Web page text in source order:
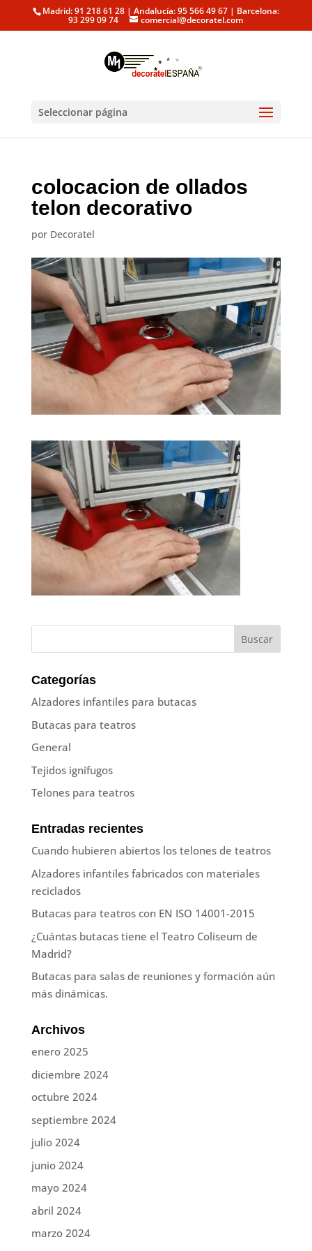
Madrid: 91 218 61 28 | Andalucía: 95 566 49 67 | Barcelona:
93 299 09 74 comercial@decoratel.com
Seleccionar página
colocacion de ollados
telon decorativo
por Decoratel
Categorías
Alzadores infantiles para butacas
Butacas para teatros
General
Tejidos ignífugos
Telones para teatros
Entradas recientes
Cuando hubieren abiertos los telones de teatros
Alzadores infantiles fabricados con materiales
reciclados
Butacas para teatros con EN ISO 14001-2015
¿Cuántas butacas tiene el Teatro Coliseum de
Madrid?
Butacas para salas de reuniones y formación aún
más dinámicas.
Archivos
enero 2025
diciembre 2024
octubre 2024
septiembre 2024
julio 2024
junio 2024
mayo 2024
abril 2024
marzo 2024